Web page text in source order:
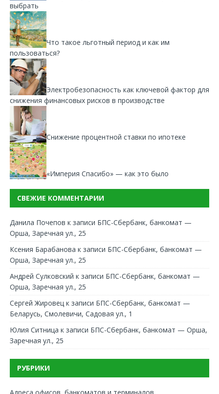
выбрать
Что такое льготный период и как им
пользоваться?
Электробезопасность как ключевой фактор для
снижения финансовых рисков в производстве
Снижение процентной ставки по ипотеке
«Империя Спасибо» — как это было
СВЕЖИЕ КОММЕНТАРИИ
Данила Почепов к записи БПС-Сбербанк, банкомат —
Орша, Заречная ул., 25
Ксения Барабанова к записи БПС-Сбербанк, банкомат —
Орша, Заречная ул., 25
Андрей Сулковский к записи БПС-Сбербанк, банкомат —
Орша, Заречная ул., 25
Сергей Жировец к записи БПС-Сбербанк, банкомат —
Беларусь, Смолевичи, Садовая ул., 1
Юлия Ситница к записи БПС-Сбербанк, банкомат — Орша,
Заречная ул., 25
РУБРИКИ